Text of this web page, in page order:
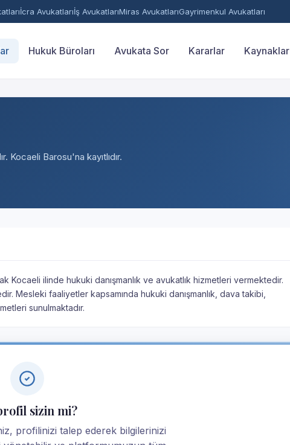
İcra Avukatlarıİş AvukatlarıMiras AvukatlarıGayrimenkul Avukatları
Hukuk Büroları Avukata Sor Kararlar Kaynaklar
Kocaeli Barosu'na kayıtlıdır.
Kocaeli ilinde hukuki danışmanlık ve avukatlık hizmetleri vermektedir.
Mesleki faaliyetler kapsamında hukuki danışmanlık, dava takibi,
sunulmaktadır.
sizin mi?
profilinizi talep ederek bilgilerinizi